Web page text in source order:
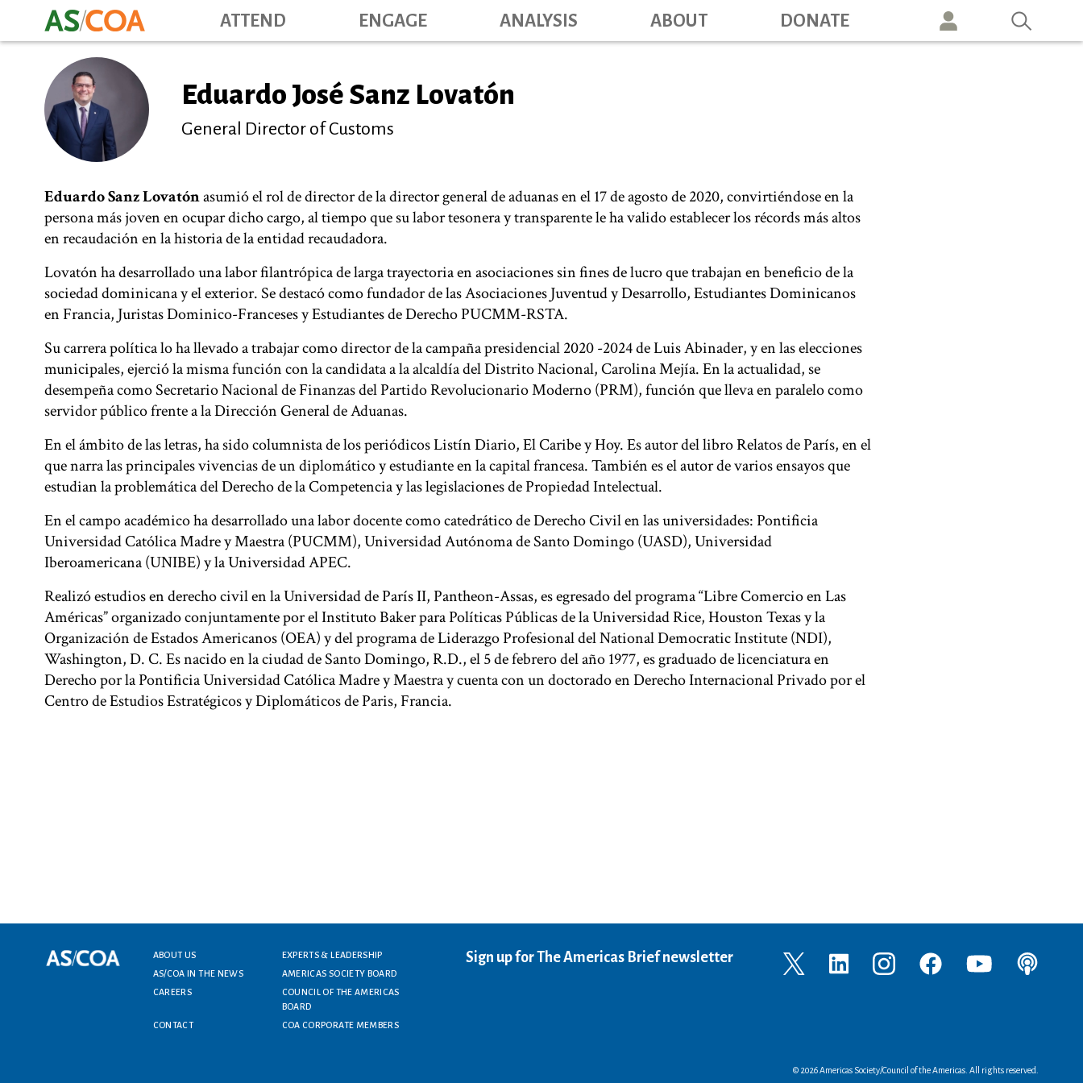
to
Main navigation
ATTEND ENGAGE ANALYSIS ABOUT DONATE
Eduardo José Sanz Lovatón
General Director of Customs
Eduardo Sanz Lovatónasumió el rol de director de la director general de aduanas en el 17 de agosto de 2020, convirtiéndose en la
persona más joven en ocupar dicho cargo, al tiempo que su labor tesonera y transparente le ha valido establecer los récords más altos
en recaudación en la historia de la entidad recaudadora.
Lovatón ha desarrollado una labor filantrópica de larga trayectoria en asociaciones sin fines de lucro que trabajan en beneficio de la
sociedad dominicana y el exterior. Se destacó como fundador de las Asociaciones Juventud y Desarrollo, Estudiantes Dominicanos
en Francia, Juristas Dominico-Franceses y Estudiantes de Derecho PUCMM-RSTA.
Su carrera política lo ha llevado a trabajar como director de la campaña presidencial 2020 -2024 de Luis Abinader, y en las elecciones
municipales, ejerció la misma función con la candidata a la alcaldía del Distrito Nacional, Carolina Mejía. En la actualidad, se
desempeña como Secretario Nacional de Finanzas del Partido Revolucionario Moderno (PRM), función que lleva en paralelo como
servidor público frente a la Dirección General de Aduanas.
En el ámbito de las letras, ha sido columnista de los periódicos Listín Diario, El Caribe y Hoy. Es autor del libro Relatos de París, en el
que narra las principales vivencias de un diplomático y estudiante en la capital francesa. También es el autor de varios ensayos que
estudian la problemática del Derecho de la Competencia y las legislaciones de Propiedad Intelectual.
En el campo académico ha desarrollado una labor docente como catedrático de Derecho Civil en las universidades: Pontificia
Universidad Católica Madre y Maestra (PUCMM), Universidad Autónoma de Santo Domingo (UASD), Universidad
Iberoamericana (UNIBE) y la Universidad APEC.
Realizó estudios en derecho civil en la Universidad de París II, Pantheon-Assas, es egresado del programa “Libre Comercio en Las
Américas” organizado conjuntamente por el Instituto Baker para Políticas Públicas de la Universidad Rice, Houston Texas y la
Organización de Estados Americanos (OEA) y del programa de Liderazgo Profesional del National Democratic Institute (NDI),
Washington, D. C. Es nacido en la ciudad de Santo Domingo, R.D., el 5 de febrero del año 1977, es graduado de licenciatura en
Derecho por la Pontificia Universidad Católica Madre y Maestra y cuenta con un doctorado en Derecho Internacional Privado por el
Centro de Estudios Estratégicos y Diplomáticos de Paris, Francia.
Footer menu
ABOUT US
EXPERTS & LEADERSHIP
AS/COA IN THE NEWS
AMERICAS SOCIETY BOARD
CAREERS
COUNCIL OF THE AMERICAS
BOARD
CONTACT
COA CORPORATE MEMBERS
Sign up for The Americas Brief newsletter
© 2026 Americas Society/Council of the Americas. All rights reserved.